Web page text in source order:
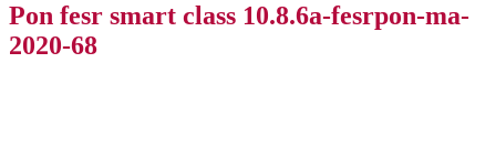
Pon fesr smart class 10.8.6a-fesrpon-ma-
2020-68